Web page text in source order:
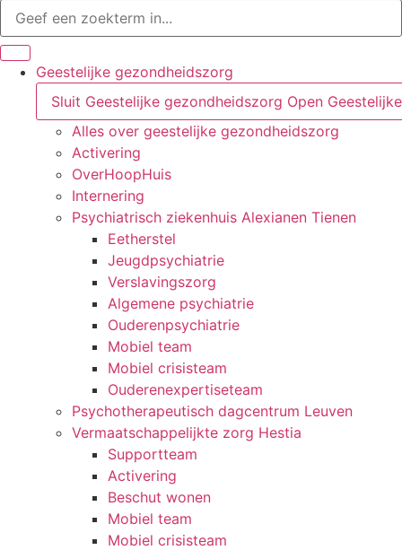
Geestelijke gezondheidszorg
Sluit Geestelijke gezondheidszorg Open
Alles over geestelijke gezondheidszorg
Activering
OverHoopHuis
Internering
Psychiatrisch ziekenhuis Alexianen Tienen
Eetherstel
Jeugdpsychiatrie
Verslavingszorg
Algemene psychiatrie
Ouderenpsychiatrie
Mobiel team
Mobiel crisisteam
Ouderenexpertiseteam
Psychotherapeutisch dagcentrum Leuven
Vermaatschappelijkte zorg Hestia
Supportteam
Activering
Beschut wonen
Mobiel team
Mobiel crisisteam